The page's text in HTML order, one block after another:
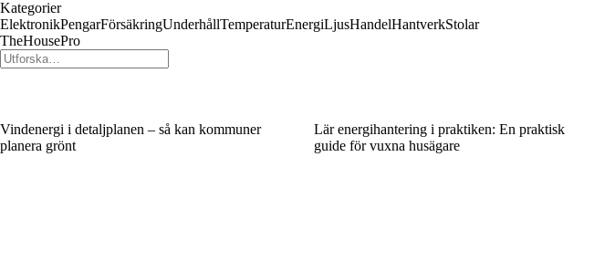
Kategorier
ElektronikPengarFörsäkringUnderhållTemperaturEnergiLjusHandelHantverkStolar
TheHousePro
Vindenergi i detaljplanen – så kan kommuner
planera grönt
Lär energihantering i praktiken: En praktisk
guide för vuxna husägare